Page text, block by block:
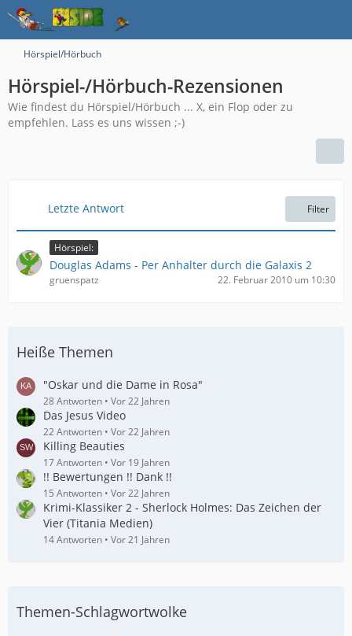
Hörspiel/Hörbuch
Hörspiel-/Hörbuch-Rezensionen
Wie findest du Hörspiel/Hörbuch ... X, ein Flop oder zu
empfehlen. Lass es uns wissen ;-)
Letzte Antwort Filter
Hörspiel:
Douglas Adams - Per Anhalter durch die Galaxis 2
gruenspatz 22. Februar 2010 um 10:30
Heiße Themen
"Oskar und die Dame in Rosa"
28 Antworten Vor 22 Jahren
Das Jesus Video
22 Antworten Vor 22 Jahren
Killing Beauties
17 Antworten Vor 19 Jahren
!! Bewertungen !! Dank !!
15 Antworten Vor 22 Jahren
Krimi-Klassiker 2 - Sherlock Holmes: Das Zeichen der
Vier (Titania Medien)
14 Antworten Vor 21 Jahren
Themen-Schlagwortwolke